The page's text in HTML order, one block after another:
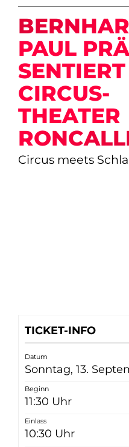
PAUL
SEN­TIERT
CIRCUS-
THEATER
Circus meets
TICKET-INFO
Datum
Sonntag, 13.
Beginn
11:30 Uhr
Einlass
10:30 Uhr